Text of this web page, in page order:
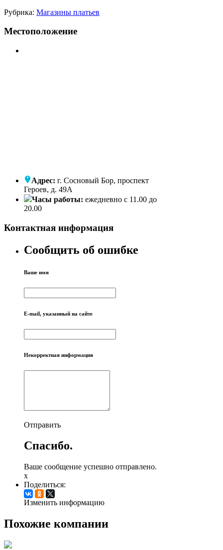
Рубрика: Магазины платьев
Местоположение
Адрес: г. Сосновый Бор, проспект
Героев, д. 49А
Часы работы: ежедневно с 11.00 до
20.00
Контактная информация
Сообщить об ошибке
Ваше имя
E-mail, указанный на сайте
Некорректная информация
Отправить
Спасибо.
Ваше сообщение успешно отправлено.
x
Поделиться:
Изменить информацию
Похожие компании